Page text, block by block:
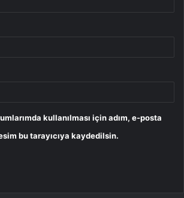
kullanılması için adım, e-posta
bu tarayıcıya kaydedilsin.